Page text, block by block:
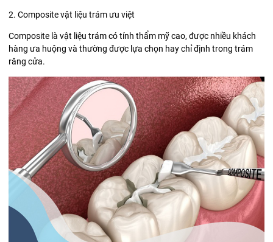
2. Composite vật liệu trám ưu việt
Composite là vật liệu trám có tính thẩm mỹ cao, được nhiều khách
hàng ưa huộng và thường được lựa chọn hay chỉ định trong trám
răng cửa.